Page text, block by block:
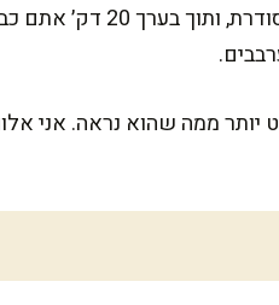
ההכנה הפעילה
יותר ממה שהוא נראה. אני